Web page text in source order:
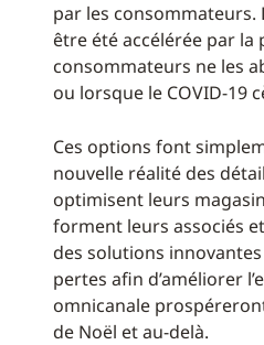
par les
être été accélérée par la
consommateurs ne les
ou lorsque le COVID-19
Ces options font
nouvelle réalité des
optimisent leurs
forment leurs associés
des solutions
pertes afin d’améliorer
omnicanale
de Noël et au-delà.